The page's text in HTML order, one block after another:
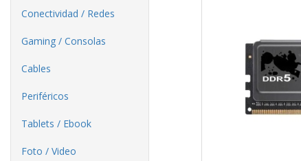
Conectividad / Redes
Gaming / Consolas
Cables
Periféricos
Tablets / Ebook
Foto / Video